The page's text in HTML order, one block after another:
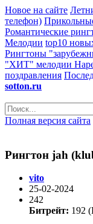
Новое на сайте
телефон)
Романтические
Мелодии top10
Рингтоны
"ХИТ" мелодии
поздравления
sotton.ru
Полная версия сайта
Рингтон jah
vito
25-02-2024
242
Битрейт: 192